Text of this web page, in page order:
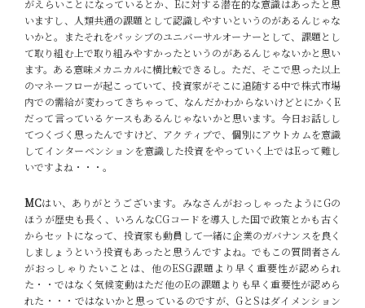
がえらいことになっているとか、Eに対する潜在的な意識はあったと思
いますし、人類共通の課題として認識しやすいというのがあるんじゃな
いかと。またそれをパッシブのユニバーサルオーナーとして、課題とし
て取り組む上で取り組みやすかったというのがあるんじゃないかと思い
ます。ある意味メカニカルに横比較できるし。ただ、そこで思った以上
のマネーフローが起こっていて、投資家がそこに追随する中で株式市場
内での需給が変わってきちゃって、なんだかわからないけどとにかくE
だって言っているケースもあるんじゃないかと思います。今日お話しし
てつくづく思ったんですけど、アクティブで、個別にアウトカムを意識
してインターベンションを意識した投資をやっていく上ではEって難し
いですよね・・・。
MCはい、ありがとうございます。みなさんがおっしゃったようにGの
ほうが歴史も長く、いろんなCGコードを導入した国で政策とかも古く
からセットになって、投資家も動員して一緒に企業のガバナンスを良く
しましょうという投資もあったと思うんですよね。でもこの質問者さん
がおっしゃりたいことは、他のESG課題より早く重要性が認められ
た・・ではなく気候変動はただ他のEの課題よりも早く重要性が認めら
れた・・・ではないかと思っているのですが、GとSはダイメンション